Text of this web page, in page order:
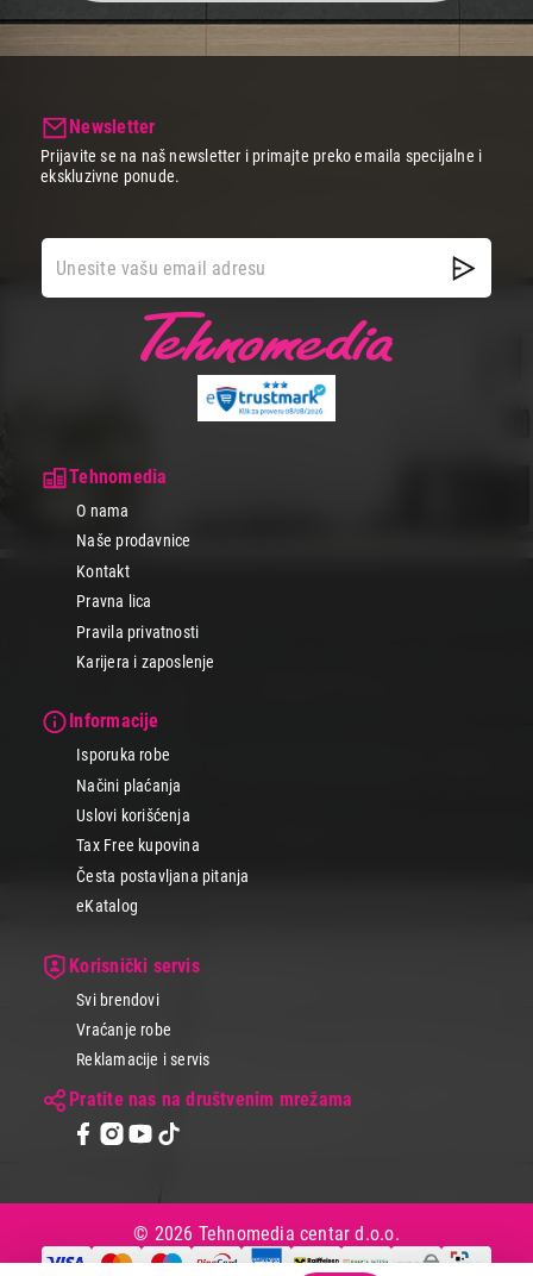
Tehnomedia
O nama
Naše prodavnice
Kontakt
Pravna lica
Pravila privatnosti
Karijera i zaposlenje
Informacije
Isporuka robe
Načini plaćanja
Uslovi korišćenja
Tax Free kupovina
Česta postavljana pitanja
eKatalog
Korisnički servis
Svi brendovi
Vraćanje robe
Reklamacije i servis
Pratite nas na društvenim mrežama
Newsletter
Prijavite se na naš newsletter i primajte preko emaila specijalne i
ekskluzivne ponude.
© 2026 Tehnomedia centar d.o.o.